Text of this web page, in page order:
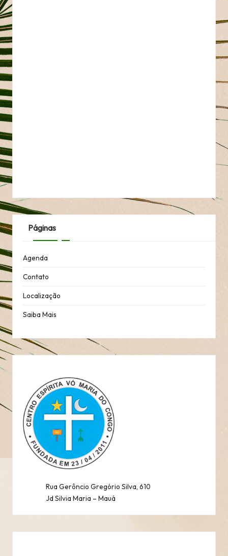
Páginas
Agenda
Contato
Localização
Saiba Mais
Rua Gerôncio Gregório Silva, 610
Jd Silvia Maria – Mauá